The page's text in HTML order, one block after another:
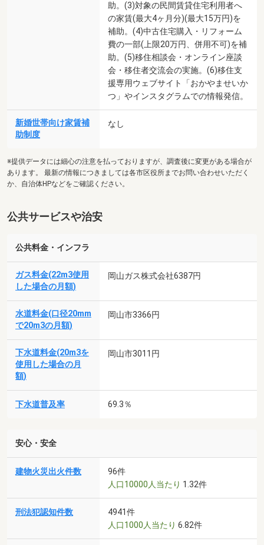
助。(3)対象の民間賃貸住宅利用者へ
の家賃(最大4ヶ月分)(最大15万円)を
補助。(4)中古住宅購入・リフォーム
費の一部(上限20万円、併用不可)を補
助。(5)移住相談会・オンライン座談
会・移住者交流会の実施。(6)移住支
援専用ウェブサイト「おかやませいか
つ」やインスタグラムでの情報発信。
新婚世帯向け家賃補
助制度
なし
※提供データには細心の注意を払っておりますが、調査後に変更がある場合が
あります。 最新の情報につきましては各市区役所までお問い合わせいただく
か、自治体HPなどをご確認ください。
公共サービスや治安
公共料金・インフラ
ガス料金(22m3使用
した場合の月額)
岡山ガス株式会社6387円
水道料金(口径20mm
で20m3の月額)
岡山市3366円
下水道料金(20m3を
使用した場合の月
額)
岡山市3011円
下水道普及率 69.3％
安心・安全
建物火災出火件数
96件
人口10000人当たり 1.32件
刑法犯認知件数
4941件
人口1000人当たり 6.82件